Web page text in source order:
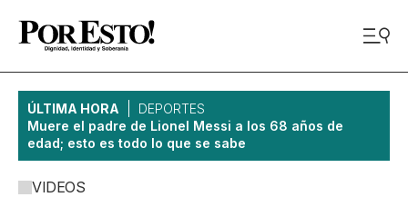
ÚLTIMA HORA
DEPORTES
Muere el padre de Lionel Messi a los 68 años de
edad; esto es todo lo que se sabe
VIDEOS